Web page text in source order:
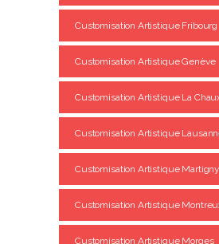
Customisation Artistique Fribourg
Customisation Artistique Genève
Customisation Artistique La
Customisation Artistique
Customisation Artistique Martigny
Customisation Artistique
Customisation Artistique Morges